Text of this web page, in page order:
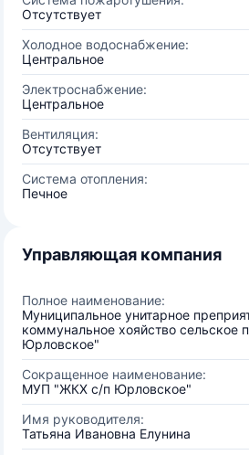
Отсутствует
Холодное водоснабжение:
Центральное
Электроснабжение:
Центральное
Вентиляция:
Отсутствует
Система отопления:
Печное
Управляющая компания
Полное наименование:
Муниципальное унитарное
коммунальное хояйство сельское
Юрловское"
Сокращенное наименование:
МУП "ЖКХ с/п Юрловское"
Имя руководителя:
Татьяна Ивановна Елунина